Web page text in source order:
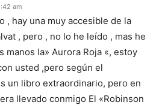
am
, hay una muy accesible de la
, pero , no lo he leído , mas he
manos la» Aurora Roja «, estoy
usted ,pero según el
un libro extraordinario, pero en
llevado conmigo El «Robinson